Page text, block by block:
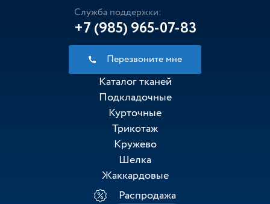
Служба поддержки:
+7 (985) 965-07-83
Перезвоните мне
Каталог тканей
Подкладочные
Курточные
Трикотаж
Кружево
Шелка
Жаккардовые
Распродажа